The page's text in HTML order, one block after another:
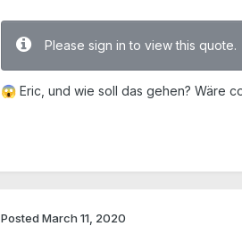
Please sign in to view this quote.
😱 Eric, und wie soll das gehen? Wäre
Posted March 11, 2020